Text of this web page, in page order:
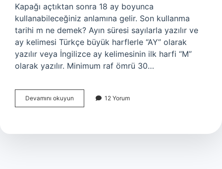
Kapağı açtıktan sonra 18 ay boyunca
kullanabileceğiniz anlamına gelir. Son kullanma
tarihi m ne demek? Ayın süresi sayılarla yazılır ve
ay kelimesi Türkçe büyük harflerle “AY” olarak
yazılır veya İngilizce ay kelimesinin ilk harfi “M”
olarak yazılır. Minimum raf ömrü 30…
Devamını okuyun
M
12 Yorum